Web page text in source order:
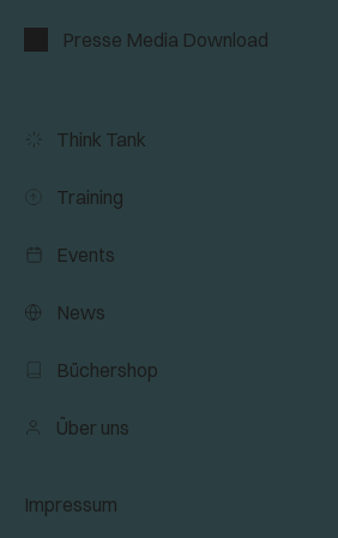
Presse Media Download
Think Tank
Training
Events
News
Büchershop
Über uns
Impressum